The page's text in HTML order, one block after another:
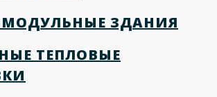
ЗДАНИЯ
ТЕПЛОВЫЕ